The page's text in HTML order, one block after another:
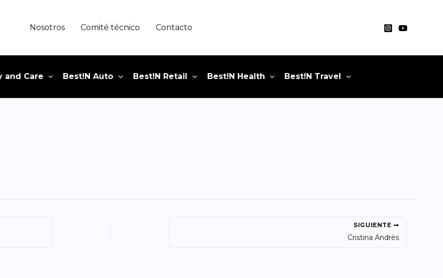
Nosotros Comité técnico Contacto
and Care Best!N Auto Best!N Retail Best!N Health Best!N Travel
SIGUIENTE
Cristina Andrés